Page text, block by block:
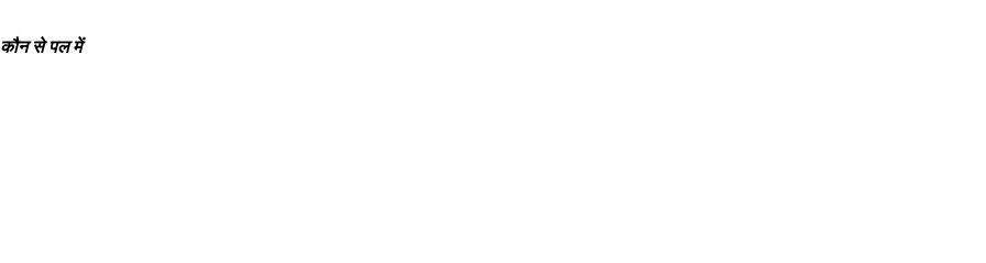
कौन से पल में